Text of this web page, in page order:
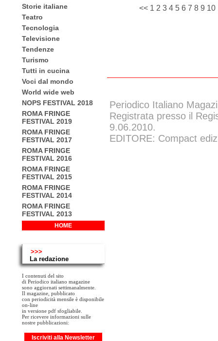
Storie italiane
Teatro
Tecnologia
Televisione
Tendenze
Turismo
Tutti in cucina
Voci dal mondo
World wide web
NOPS FESTIVAL 2018
ROMA FRINGE
FESTIVAL 2019
ROMA FRINGE
FESTIVAL 2017
ROMA FRINGE
FESTIVAL 2016
ROMA FRINGE
FESTIVAL 2015
ROMA FRINGE
FESTIVAL 2014
ROMA FRINGE
FESTIVAL 2013
HOME
>>>
La redazione
I contenuti del sito
di Periodico italiano magazine
sono aggiornati settimanalmente.
Il magazine, pubblicato
con periodicità mensile è disponibile
on-line
in versione pdf sfogliabile.
Per ricevere informazioni sulle
nostre pubblicazioni:
Iscriviti alla Newsletter
<< 1 2 3 4 5 6 7 8 9 10
Periodico Italiano
Registrata presso il
9.06.2010.
EDITORE: Compact